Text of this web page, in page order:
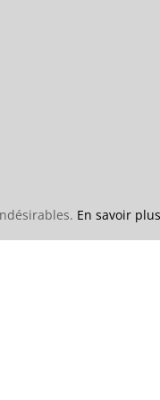
En savoir